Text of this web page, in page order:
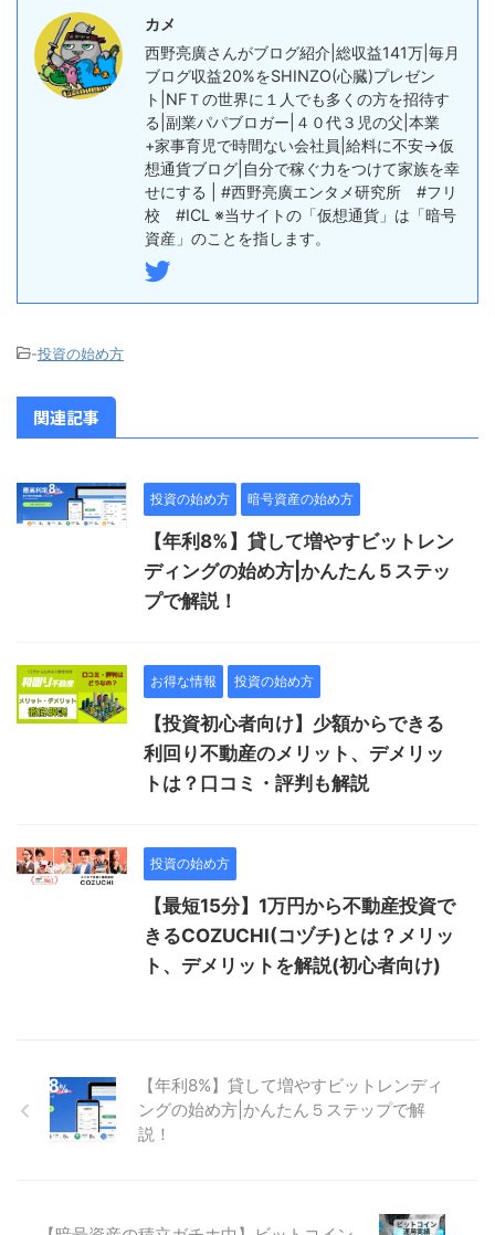
カメ
西野亮廣さんがブログ紹介|総収益141万|毎月
ブログ収益20%をSHINZO(心臓)プレゼン
ト|NFＴの世界に１人でも多くの方を招待す
る|副業パパブロガー|４０代３児の父|本業
+家事育児で時間ない会社員|給料に不安→仮
想通貨ブログ|自分で稼ぐ力をつけて家族を幸
せにする | #西野亮廣エンタメ研究所 #フリ
校 #ICL ※当サイトの「仮想通貨」は「暗号
資産」のことを指します。
-投資の始め方
関連記事
投資の始め方 暗号資産の始め方
【年利8%】貸して増やすビットレン
ディングの始め方|かんたん５ステッ
プで解説！
お得な情報 投資の始め方
【投資初心者向け】少額からできる
利回り不動産のメリット、デメリッ
トは？口コミ・評判も解説
投資の始め方
【最短15分】1万円から不動産投資で
きるCOZUCHI(コヅチ)とは？メリッ
ト、デメリットを解説(初心者向け)
【年利8%】貸して増やすビットレンディ
ングの始め方|かんたん５ステップで解
説！